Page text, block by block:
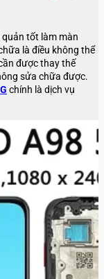
quản tốt làm màn
là điều không thể
được thay thế
sửa chữa được.
chính là dịch vụ